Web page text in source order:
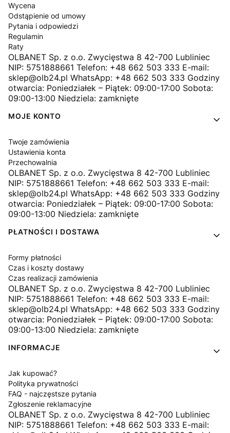
Wycena
Odstąpienie od umowy
Pytania i odpowiedzi
Regulamin
Raty
OLBANET Sp. z o.o. Zwycięstwa 8 42-700 Lubliniec
NIP: 5751888661 Telefon: +48 662 503 333 E-mail:
sklep@olb24.pl WhatsApp: +48 662 503 333 Godziny
otwarcia: Poniedziałek – Piątek: 09:00-17:00 Sobota:
09:00-13:00 Niedziela: zamknięte
MOJE KONTO
Twoje zamówienia
Ustawienia konta
Przechowalnia
OLBANET Sp. z o.o. Zwycięstwa 8 42-700 Lubliniec
NIP: 5751888661 Telefon: +48 662 503 333 E-mail:
sklep@olb24.pl WhatsApp: +48 662 503 333 Godziny
otwarcia: Poniedziałek – Piątek: 09:00-17:00 Sobota:
09:00-13:00 Niedziela: zamknięte
PŁATNOŚCI I DOSTAWA
Formy płatności
Czas i koszty dostawy
Czas realizacji zamówienia
OLBANET Sp. z o.o. Zwycięstwa 8 42-700 Lubliniec
NIP: 5751888661 Telefon: +48 662 503 333 E-mail:
sklep@olb24.pl WhatsApp: +48 662 503 333 Godziny
otwarcia: Poniedziałek – Piątek: 09:00-17:00 Sobota:
09:00-13:00 Niedziela: zamknięte
INFORMACJE
Jak kupować?
Polityka prywatności
FAQ - najczęstsze pytania
Zgłoszenie reklamacyjne
OLBANET Sp. z o.o. Zwycięstwa 8 42-700 Lubliniec
NIP: 5751888661 Telefon: +48 662 503 333 E-mail: